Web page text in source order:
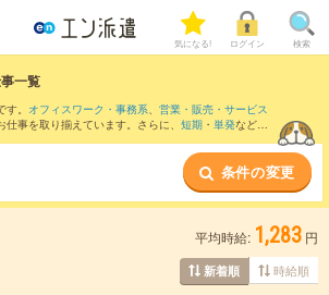
気になる! ログイン 検索
一覧
。 オフィスワーク・事務系、 営業・販売・サービス
仕事を取り揃えています。さらに、 短期 ・ 単発などの
など近隣駅のお仕事もご
条件の変更
平均時給: 1,283 円
新着順 時給順